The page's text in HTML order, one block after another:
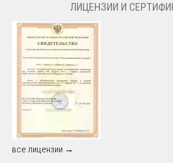
ЛИЦЕНЗИИ И
все лицензии →